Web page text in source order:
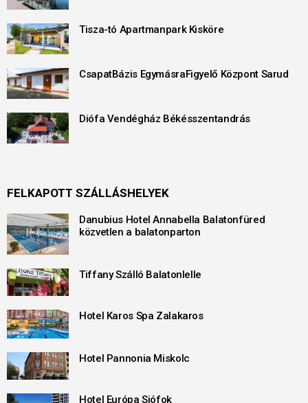
Tisza-tó Apartmanpark Kisköre
CsapatBázis EgymásraFigyelő Központ Sarud
Diófa Vendégház Békésszentandrás
FELKAPOTT SZÁLLÁSHELYEK
Danubius Hotel Annabella Balatonfüred
közvetlen a balatonparton
Tiffany Szálló Balatonlelle
Hotel Karos Spa Zalakaros
Hotel Pannonia Miskolc
Hotel Európa Siófok